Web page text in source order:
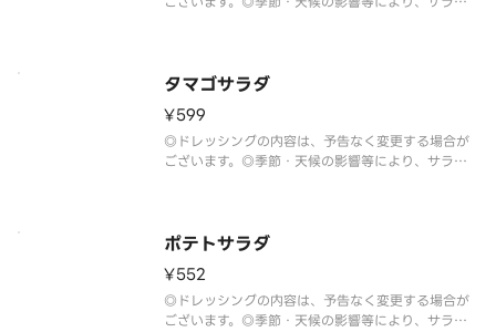
タマゴサラダ
¥599
◎ドレッシングの内容は、予告なく変更する場合が
ございます。◎季節・天候の影響等により、サラダ
ポテトサラダ
¥552
◎ドレッシングの内容は、予告なく変更する場合が
ございます。◎季節・天候の影響等により、サラダ